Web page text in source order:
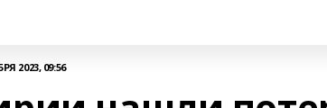
2023, 09:56